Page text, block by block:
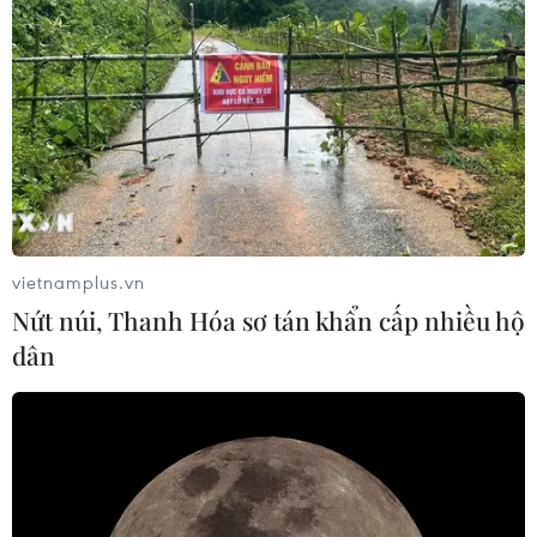
thêm 5 lần cắt giảm nữa trước cuối năm, đưa lãi suất
xuống dưới 4% lần đầu kể từ tháng 1/2023.
Quan chức Fed: Vẫn còn quá sớm để kêu
vietnamplus.vn
Nứt núi, Thanh Hóa sơ tán khẩn cấp nhiều hộ
dân